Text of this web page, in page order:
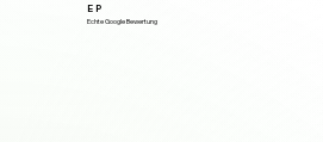
E P
Echte Google Bewertung